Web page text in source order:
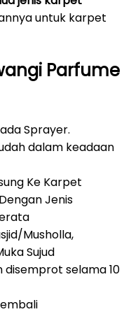
untuk karpet
Parfume
Sprayer.
dalam keadaan
Ke Karpet
Jenis
Musholla,
Sujud
selama 10